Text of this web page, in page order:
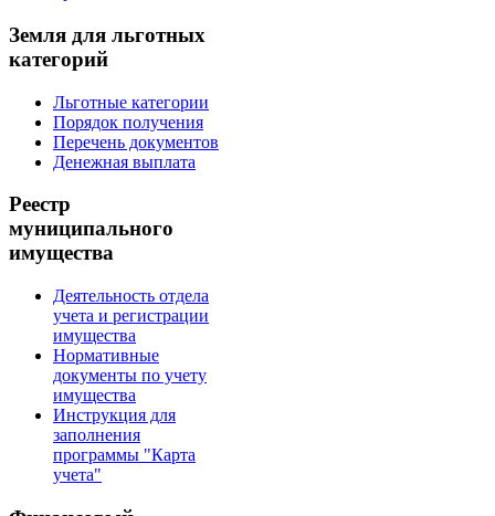
Земля для льготных
категорий
Льготные категории
Порядок получения
Перечень документов
Денежная выплата
Реестр
муниципального
имущества
Деятельность отдела
учета и регистрации
имущества
Нормативные
документы по учету
имущества
Инструкция для
заполнения
программы "Карта
учета"